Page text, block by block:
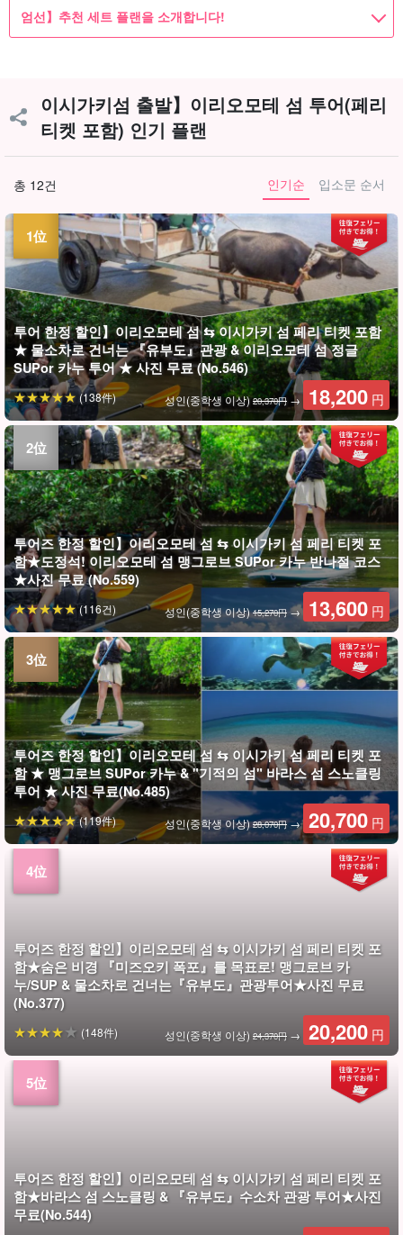
엄선】추천 세트 플랜을 소개합니다!
이시가키섬 출발】이리오모테 섬 투어(페리
티켓 포함) 인기 플랜
총 12건 인기순 입소문 순서
투어 한정 할인】이리오모테 섬 ⇆ 이시가키 섬 페리 티켓 포함
★ 물소차로 건너는 『유부도』관광 & 이리오모테 섬 정글
SUPor 카누 투어 ★ 사진 무료 (No.546)
성인(중학생 이상)20,370円 → 18,200 円
(138件)
투어즈 한정 할인】이리오모테 섬 ⇆ 이시가키 섬 페리 티켓 포
함★도정석! 이리오모테 섬 맹그로브 SUPor 카누 반나절 코스
★사진 무료 (No.559)
성인(중학생 이상)15,270円→ 13,600 円
(116건)
투어즈 한정 할인】이리오모테 섬 ⇆ 이시가키 섬 페리 티켓 포
함 ★ 맹그로브 SUPor 카누 & "기적의 섬" 바라스 섬 스노클링
투어 ★ 사진 무료(No.485)
성인(중학생 이상)28,070円→ 20,700 円
(119件)
투어즈 한정 할인】이리오모테 섬 ⇆ 이시가키 섬 페리 티켓 포
함★숨은 비경 『미즈오키 폭포』를 목표로! 맹그로브 카
누/SUP & 물소차로 건너는『유부도』관광투어★사진 무료
(No.377)
성인(중학생 이상) 24,370円 → 20,200 円
(148件)
투어즈 한정 할인】이리오모테 섬 ⇆ 이시가키 섬 페리 티켓 포
함★바라스 섬 스노클링 & 『유부도』수소차 관광 투어★사진
무료(No.544)